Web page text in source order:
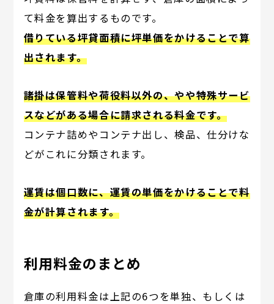
て料金を算出するものです。
借りている坪貸面積に坪単価をかけることで算
出されます。
諸掛は保管料や荷役料以外の、やや特殊サービ
スなどがある場合に請求される料金です。
コンテナ詰めやコンテナ出し、検品、仕分けな
どがこれに分類されます。
運賃は個口数に、運賃の単価をかけることで料
金が計算されます。
利用料金のまとめ
倉庫の利用料金は上記の6つを単独、もしくは